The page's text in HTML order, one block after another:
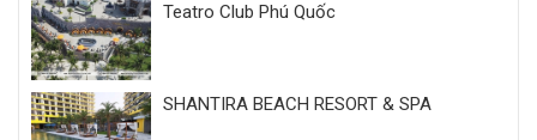
Teatro Club Phú Quốc
SHANTIRA BEACH RESORT & SPA